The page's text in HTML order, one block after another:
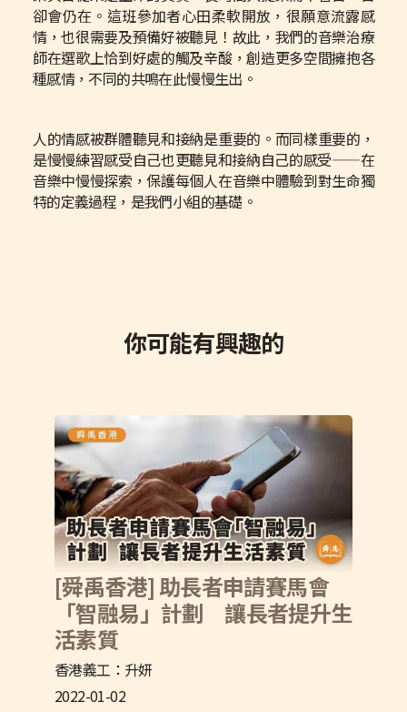
卻會仍在。這班參加者心田柔軟開放，很願意流露感
情，也很需要及預備好被聽見！故此，我們的音樂治療
師在選歌上恰到好處的觸及辛酸，創造更多空間擁抱各
種感情，不同的共鳴在此慢慢生出。
人的情感被群體聽見和接納是重要的。而同樣重要的，
是慢慢練習感受自己也更聽見和接納自己的感受——在
音樂中慢慢探索，保護每個人在音樂中體驗到對生命獨
特的定義過程，是我們小組的基礎。
你可能有興趣的
[舜禹香港] 助長者申請賽馬會
「智融易」計劃 讓長者提升生
活素質
香港義工：升妍
2022-01-02